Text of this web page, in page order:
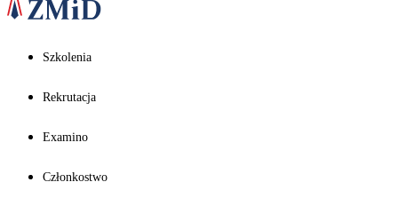
Szkolenia
Rekrutacja
Examino
Członkostwo